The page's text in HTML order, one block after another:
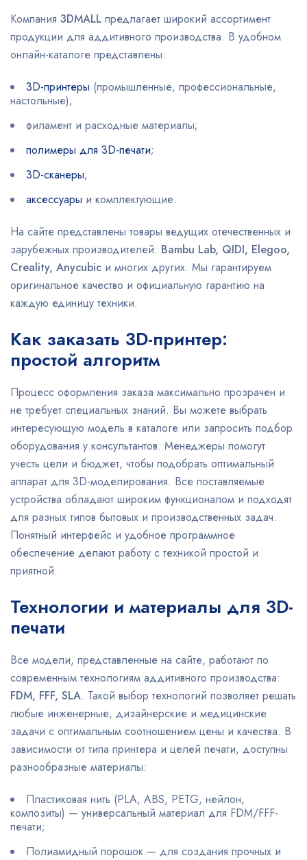
Компания 3DMALL предлагает широкий ассортимент
продукции для аддитивного производства. В удобном
онлайн-каталоге представлены:
3D-принтеры (промышленные, профессиональные,
настольные);
филамент и расходные материалы;
полимеры для 3D-печати;
3D-сканеры;
аксессуары и комплектующие.
На сайте представлены товары ведущих отечественных и
зарубежных производителей: Bambu Lab, QIDI, Elegoo,
Creality, Anycubic и многих других. Мы гарантируем
оригинальное качество и официальную гарантию на
каждую единицу техники.
Как заказать 3D-принтер:
простой алгоритм
Процесс оформления заказа максимально прозрачен и
не требует специальных знаний. Вы можете выбрать
интересующую модель в каталоге или запросить подбор
оборудования у консультантов. Менеджеры помогут
учесть цели и бюджет, чтобы подобрать оптимальный
аппарат для 3D-моделирования. Все поставляемые
устройства обладают широким функционалом и подходят
для разных типов бытовых и производственных задач.
Понятный интерфейс и удобное программное
обеспечение делают работу с техникой простой и
приятной.
Технологии и материалы для 3D-
печати
Все модели, представленные на сайте, работают по
современным технологиям аддитивного производства:
FDM, FFF, SLA. Такой выбор технологий позволяет решать
любые инженерные, дизайнерские и медицинские
задачи с оптимальным соотношением цены и качества. В
зависимости от типа принтера и целей печати, доступны
разнообразные материалы:
Пластиковая нить (PLA, ABS, PETG, нейлон,
композиты) — универсальный материал для FDM/FFF-
печати;
Полиамидный порошок — для создания прочных и